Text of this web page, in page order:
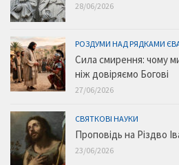
28/06/2026
РОЗДУМИ НАД РЯДКАМИ
Сила смирення: чому
ніж довіряємо Богові
27/06/2026
СВЯТКОВІ НАУКИ
Проповідь на Різдво
23/06/2026